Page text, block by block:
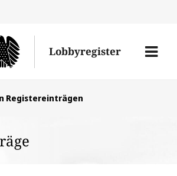
den
Lobbyregister
Menü
Registereinträgen